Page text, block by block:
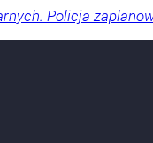
Policja